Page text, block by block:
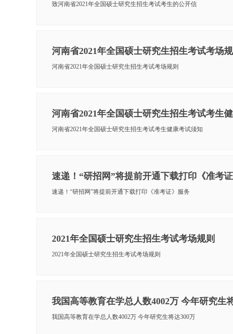
致河南省2021年全国硕士研究生招生考试考生的公开信
河南省2021年全国硕士研究生招生考试考场规
河南省2021年全国硕士研究生招生考试考场规则
河南省2021年全国硕士研究生招生考试考生
河南省2021年全国硕士研究生招生考试考生健康考试须知
速递！“研招网”将提前开通下载打印《准考
速递！“研招网”将提前开通下载打印《准考证》服务
2021年全国硕士研究生招生考试考场规则
2021年全国硕士研究生招生考试考场规则
我国高等教育在学总人数4002万 今年研究生
我国高等教育在学总人数4002万 今年研究生将达300万